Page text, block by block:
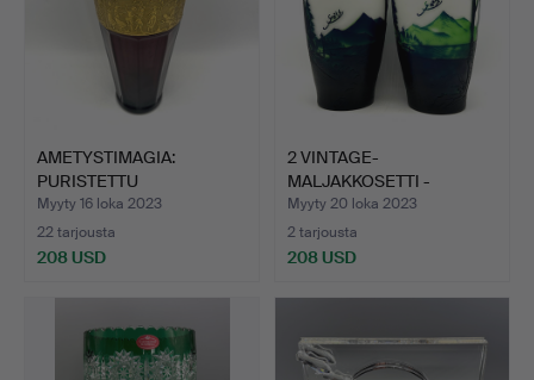
AMETYSTIMAGIA:
PURISTETTU
LASIMALJAKO, JOL…
Myyty 16 loka 2023
22 tarjousta
208 USD
2 VINTAGE-
MALJAKKOSETTI -
GALLÉN TYYLILLÄ …
Myyty 20 loka 2023
2 tarjousta
208 USD